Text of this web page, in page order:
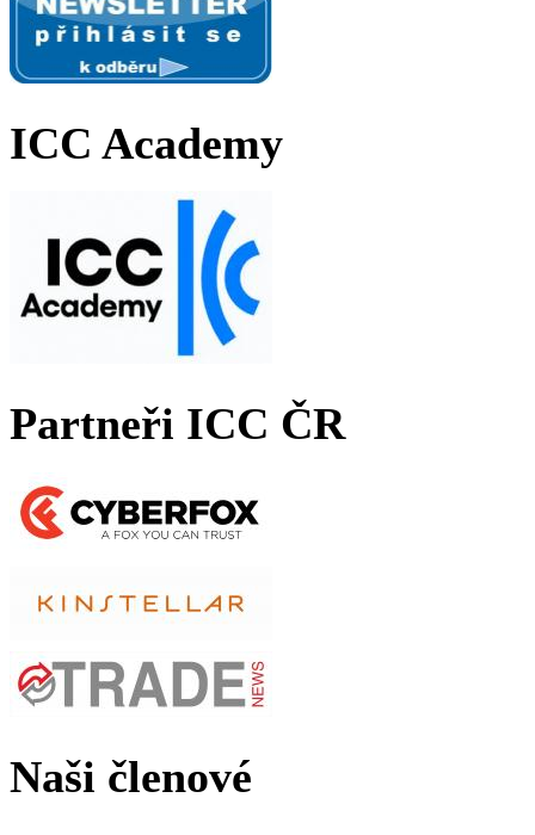
ICC Academy
Partneři ICC ČR
Naši členové